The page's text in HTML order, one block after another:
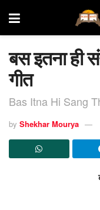
बस इतना ही
गीत
Bas Itna Hi Sang
by Shekhar Mourya